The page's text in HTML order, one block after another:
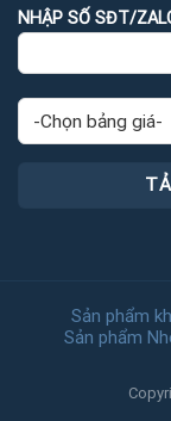
NHẬP SỐ SĐT/
Sản phẩm
Sản phẩm